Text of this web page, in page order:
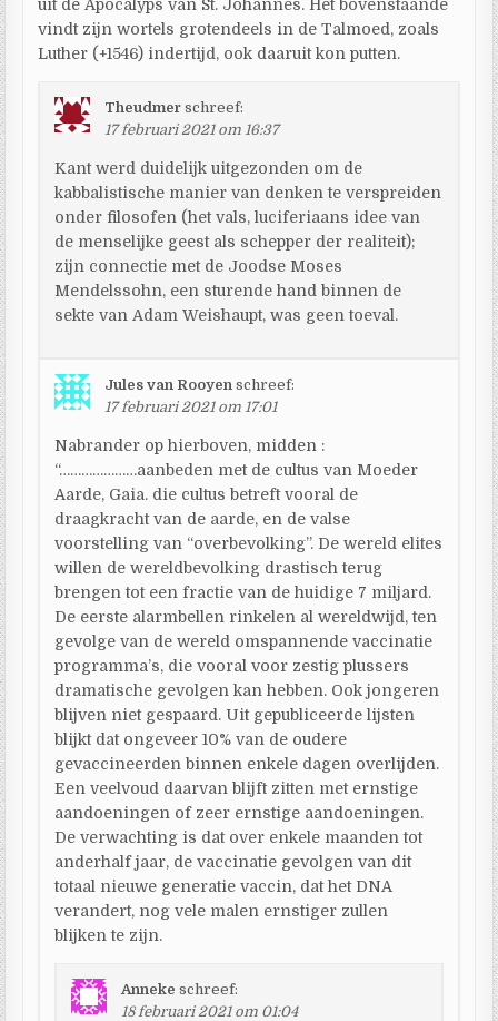
uit de Apocalyps van St. Johannes. Het bovenstaande
vindt zijn wortels grotendeels in de Talmoed, zoals
Luther (+1546) indertijd, ook daaruit kon putten.
Theudmer schreef:
17 februari 2021 om 16:37
Kant werd duidelijk uitgezonden om de
kabbalistische manier van denken te verspreiden
onder filosofen (het vals, luciferiaans idee van
de menselijke geest als schepper der realiteit);
zijn connectie met de Joodse Moses
Mendelssohn, een sturende hand binnen de
sekte van Adam Weishaupt, was geen toeval.
Jules van Rooyen schreef:
17 februari 2021 om 17:01
Nabrander op hierboven, midden :
“…………………aanbeden met de cultus van Moeder
Aarde, Gaia. die cultus betreft vooral de
draagkracht van de aarde, en de valse
voorstelling van “overbevolking”. De wereld elites
willen de wereldbevolking drastisch terug
brengen tot een fractie van de huidige 7 miljard.
De eerste alarmbellen rinkelen al wereldwijd, ten
gevolge van de wereld omspannende vaccinatie
programma’s, die vooral voor zestig plussers
dramatische gevolgen kan hebben. Ook jongeren
blijven niet gespaard. Uit gepubliceerde lijsten
blijkt dat ongeveer 10% van de oudere
gevaccineerden binnen enkele dagen overlijden.
Een veelvoud daarvan blijft zitten met ernstige
aandoeningen of zeer ernstige aandoeningen.
De verwachting is dat over enkele maanden tot
anderhalf jaar, de vaccinatie gevolgen van dit
totaal nieuwe generatie vaccin, dat het DNA
verandert, nog vele malen ernstiger zullen
blijken te zijn.
Anneke schreef:
18 februari 2021 om 01:04